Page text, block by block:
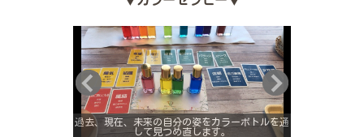
過去、現在、未来の自分の姿をカラーボトルを通
して見つめ直します。